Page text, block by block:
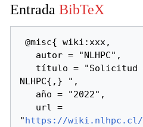
Entrada BibTeX
@misc{ wiki:xxx,
NLHPC{,} ",
"https://wiki.nlhpc.cl/